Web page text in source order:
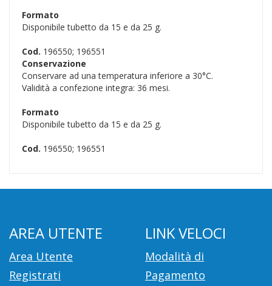
Formato
Disponibile tubetto da 15 e da 25 g.
Cod. 196550; 196551
Conservazione
Conservare ad una temperatura inferiore a 30°C.
Validità a confezione integra: 36 mesi.
Formato
Disponibile tubetto da 15 e da 25 g.
Cod. 196550; 196551
AREA UTENTE
Area Utente
Registrati
LINK VELOCI
Modalità di
Pagamento